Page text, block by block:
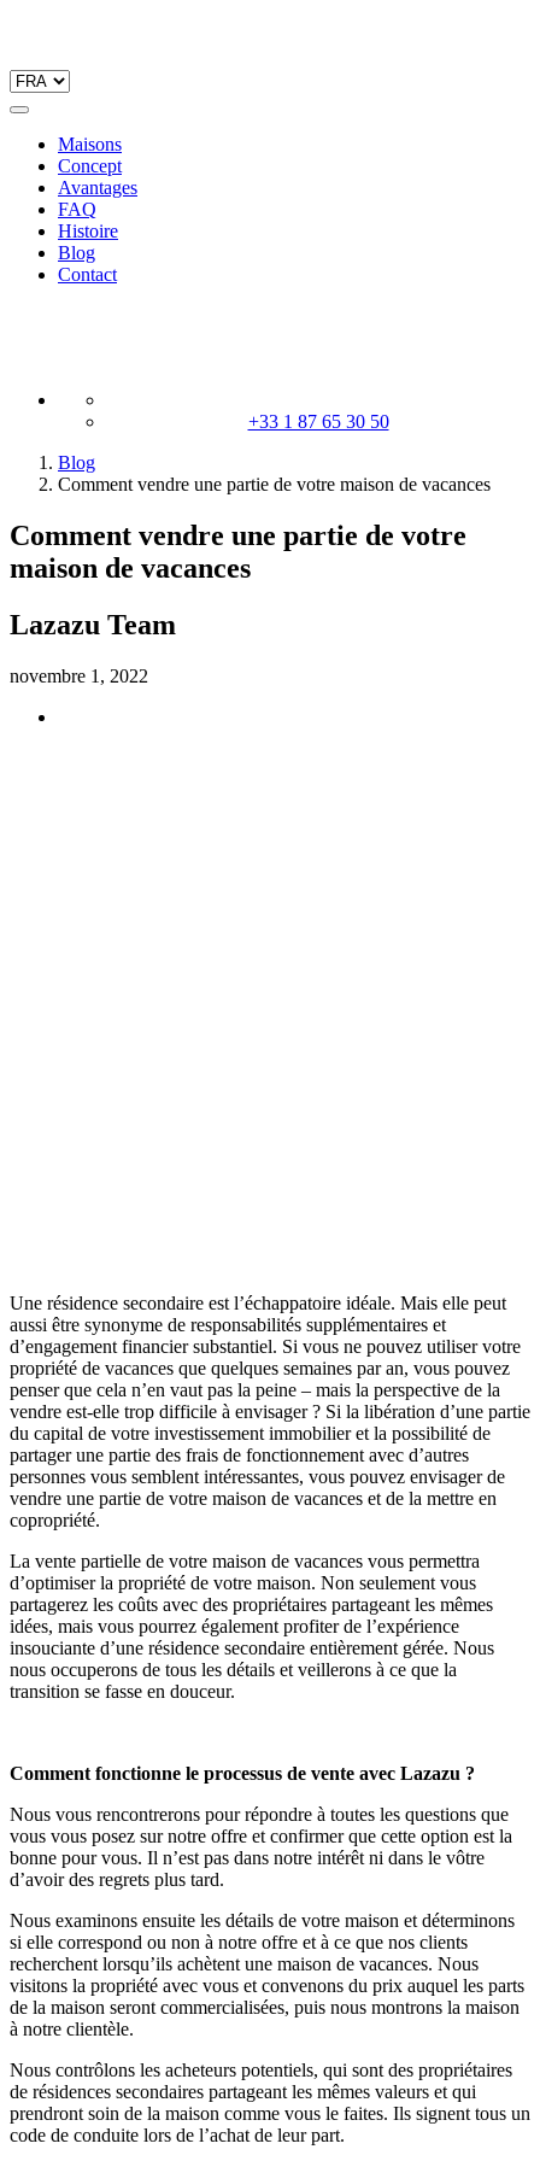
Maisons
Concept
Avantages
FAQ
Histoire
Blog
Contact
+33 1 87 65 30 50
Blog
Comment vendre une partie de votre maison de vacances
Comment vendre une partie de votre
maison de vacances
Lazazu Team
novembre 1, 2022
Une résidence secondaire est l’échappatoire idéale. Mais elle peut
aussi être synonyme de responsabilités supplémentaires et
d’engagement financier substantiel. Si vous ne pouvez utiliser votre
propriété de vacances que quelques semaines par an, vous pouvez
penser que cela n’en vaut pas la peine – mais la perspective de la
vendre est-elle trop difficile à envisager ? Si la libération d’une partie
du capital de votre investissement immobilier et la possibilité de
partager une partie des frais de fonctionnement avec d’autres
personnes vous semblent intéressantes, vous pouvez envisager de
vendre une partie de votre maison de vacances et de la mettre en
copropriété.
La vente partielle de votre maison de vacances vous permettra
d’optimiser la propriété de votre maison. Non seulement vous
partagerez les coûts avec des propriétaires partageant les mêmes
idées, mais vous pourrez également profiter de l’expérience
insouciante d’une résidence secondaire entièrement gérée. Nous
nous occuperons de tous les détails et veillerons à ce que la
transition se fasse en douceur.
Comment fonctionne le processus de vente avec Lazazu ?
Nous vous rencontrerons pour répondre à toutes les questions que
vous vous posez sur notre offre et confirmer que cette option est la
bonne pour vous. Il n’est pas dans notre intérêt ni dans le vôtre
d’avoir des regrets plus tard.
Nous examinons ensuite les détails de votre maison et déterminons
si elle correspond ou non à notre offre et à ce que nos clients
recherchent lorsqu’ils achètent une maison de vacances. Nous
visitons la propriété avec vous et convenons du prix auquel les parts
de la maison seront commercialisées, puis nous montrons la maison
à notre clientèle.
Nous contrôlons les acheteurs potentiels, qui sont des propriétaires
de résidences secondaires partageant les mêmes valeurs et qui
prendront soin de la maison comme vous le faites. Ils signent tous un
code de conduite lors de l’achat de leur part.